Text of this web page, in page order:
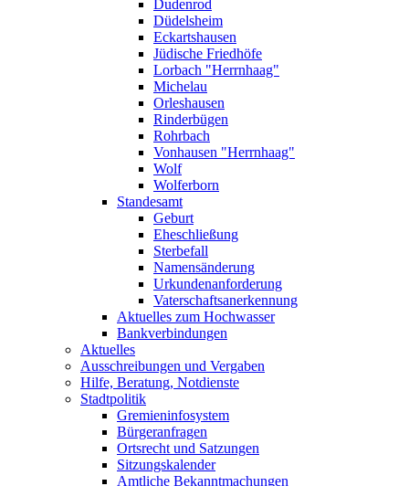
Dudenrod
Düdelsheim
Eckartshausen
Jüdische Friedhöfe
Lorbach "Herrnhaag"
Michelau
Orleshausen
Rinderbügen
Rohrbach
Vonhausen "Herrnhaag"
Wolf
Wolferborn
Standesamt
Geburt
Eheschließung
Sterbefall
Namensänderung
Urkundenanforderung
Vaterschaftsanerkennung
Aktuelles zum Hochwasser
Bankverbindungen
Aktuelles
Ausschreibungen und Vergaben
Hilfe, Beratung, Notdienste
Stadtpolitik
Gremieninfosystem
Bürgeranfragen
Ortsrecht und Satzungen
Sitzungskalender
Amtliche Bekanntmachungen